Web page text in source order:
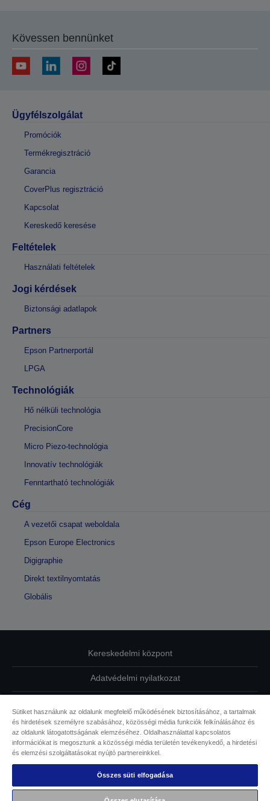
Kövessen bennünket
Ügyfélszolgálat
Promóciók
Termékregisztráció
Garancia
CoverPlus regisztráció
Kapcsolat
Kereskedő keresése
Feltételek
Használati feltételek
Jogi kérdések
Biztonsági adatlapok
Partners
Epson Partnerportál
LPGA
Technológiák
Hő nélküli technológia
PrecisionCore
Micro Piezo-technológia
Innovatív technológiák
Fenntartható technológiák
Cég
A vezetői csapat weboldala
Epson Europe Electronics
Digigraphie
Direkt textilnyomtatás
Globális
Kereskedelmi központ
Adatvédelmi nyilatkozat
Kapcsolatfelvétel
Sütikkel kapcsolatos információk
Az Epson elkötelezettsége az akadálymentesség mellett
Sütiket használunk az oldalunk megfelelő működésének biztosításához, a tartalmak
és hirdetések személyre szabásához, közösségi média funkciók felkínálásához és
az oldalunk látogatottságának elemzéséhez. Oldalhasználattal kapcsolatos
információkat is megosztunk a közösségi média területén tevékenykedő, a hirdetési
és elemzési szolgáltatásokat nyújtó partnereinkkel.
Összes süti elfogadása